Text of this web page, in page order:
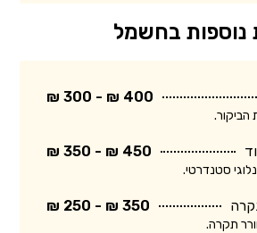
נוספות בחשמל
400 ₪ - 300 ₪
הביקור.
450 ₪ - 350 ₪
סטנדרטי.
350 ₪ - 250 ₪
תקרה.